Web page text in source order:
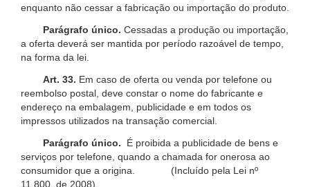
enquanto não cessar a fabricação ou importação do produto.
Parágrafo único. Cessadas a produção ou importação,
a oferta deverá ser mantida por período razoável de tempo,
na forma da lei.
Art. 33. Em caso de oferta ou venda por telefone ou
reembolso postal, deve constar o nome do fabricante e
endereço na embalagem, publicidade e em todos os
impressos utilizados na transação comercial.
Parágrafo único.
É proibida a publicidade de bens e
serviços por telefone, quando a chamada for onerosa ao
consumidor que a origina. (Incluído pela Lei nº
11.800, de 2008).